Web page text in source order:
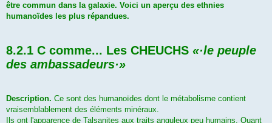
être commun dans la galaxie. Voici un aperçu des ethnies
humanoïdes les plus répandues.
8.2.1 C comme... Les CHEUCHS «·le peuple
des ambassadeurs·»
Description. Ce sont des humanoïdes dont le métabolisme contient
vraisemblablement des éléments minéraux.
Ils ont l'apparence de Talsanites aux traits anguleux peu humains. Quant